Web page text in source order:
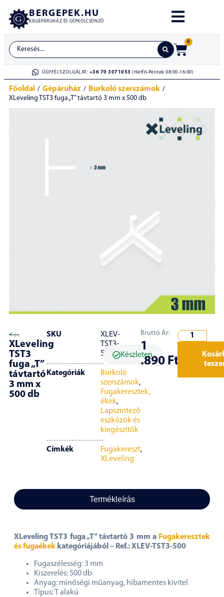
BERGEPEK.HU
KISGÉPÁRUHÁZ ÉS GÉPKÖLCSÖNZŐ
0
ÜGYFÉLSZOLGÁLAT: +36 70 3071053 (Hétfő-Péntek 08:00-16:00)
Főoldal / Gépáruház / Burkoló szerszámok /
XLeveling TST3 fuga „T” távtartó 3 mm x 500 db
XLeveling
TST3
fuga „T”
távtartó
3 mm x
500 db
SKU
XLEV-
TST3-
500
Kategóriák
Burkoló
szerszámok,
Fugakeresztek,
ékek,
Lapszintező
eszközök és
kiegészítők
Címkék Fugakereszt,
XLeveling
Készleten
Bruttó Ár:
1
.890 Ft
Termékleírás
XLeveling TST3 fuga „T” távtartó 3 mm a Fugakeresztek
és fugaékek kategóriájából – Ref.: XLEV-TST3-500
Fugaszélesség: 3 mm
Kiszerelés: 500 db
Anyag: minőségi műanyag, hibamentes kivitel
Típus: T alakú